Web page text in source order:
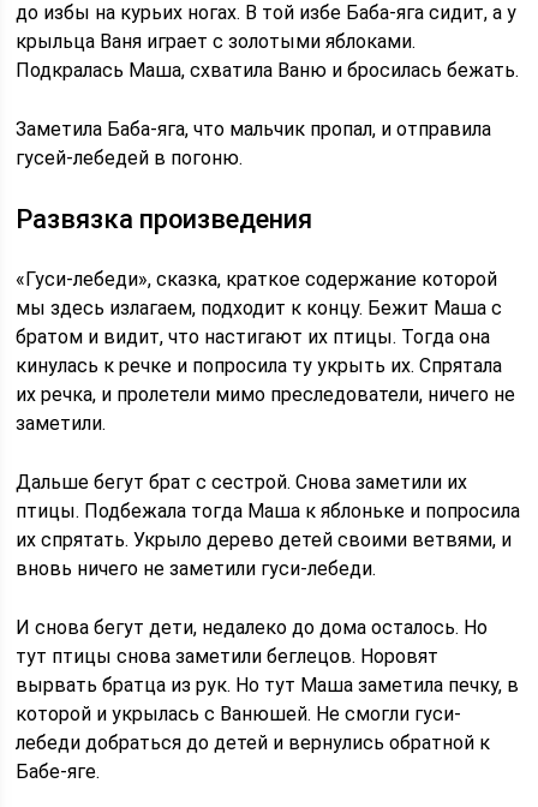
до избы на курьих ногах. В той избе Баба-яга сидит, а у
крыльца Ваня играет с золотыми яблоками.
Подкралась Маша, схватила Ваню и бросилась бежать.
Заметила Баба-яга, что мальчик пропал, и отправила
гусей-лебедей в погоню.
Развязка произведения
«Гуси-лебеди», сказка, краткое содержание которой
мы здесь излагаем, подходит к концу. Бежит Маша с
братом и видит, что настигают их птицы. Тогда она
кинулась к речке и попросила ту укрыть их. Спрятала
их речка, и пролетели мимо преследователи, ничего не
заметили.
Дальше бегут брат с сестрой. Снова заметили их
птицы. Подбежала тогда Маша к яблоньке и попросила
их спрятать. Укрыло дерево детей своими ветвями, и
вновь ничего не заметили гуси-лебеди.
И снова бегут дети, недалеко до дома осталось. Но
тут птицы снова заметили беглецов. Норовят
вырвать братца из рук. Но тут Маша заметила печку, в
которой и укрылась с Ванюшей. Не смогли гуси-
лебеди добраться до детей и вернулись обратной к
Бабе-яге.